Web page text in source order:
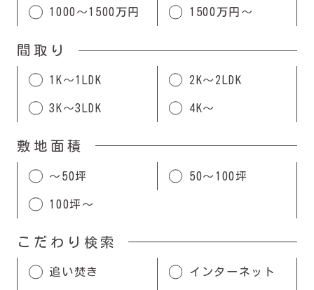
1000〜1500万円 1500万円〜
間取り
1K〜1LDK 2K〜2LDK
3K〜3LDK 4K〜
敷地面積
〜50坪 50〜100坪
100坪〜
こだわり検索
追い焚き インターネット